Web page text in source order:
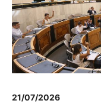
21/07/2026